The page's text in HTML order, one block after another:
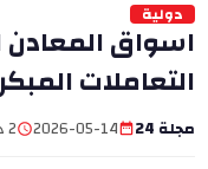
دولية
اسواق المعادن
التعاملات
مجلة 24 2026-05-14 2 دقائق قراءة